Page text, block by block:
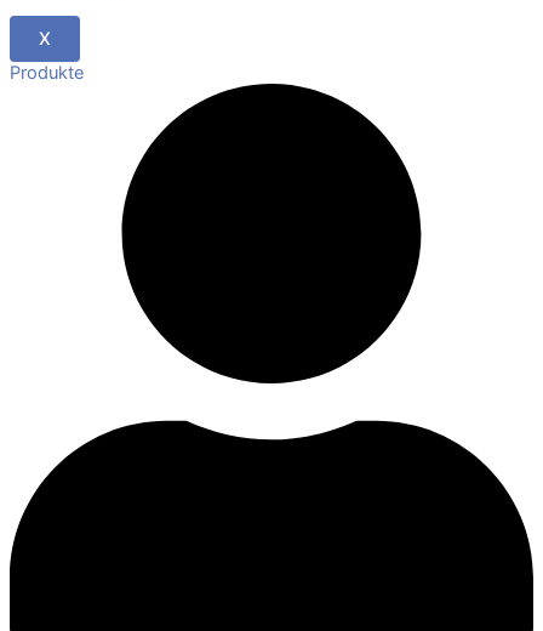
X
Produkte